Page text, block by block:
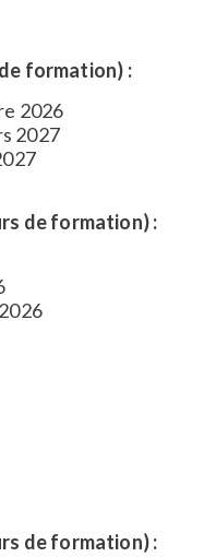
formation) :
2026
2027
de formation) :
de formation) :